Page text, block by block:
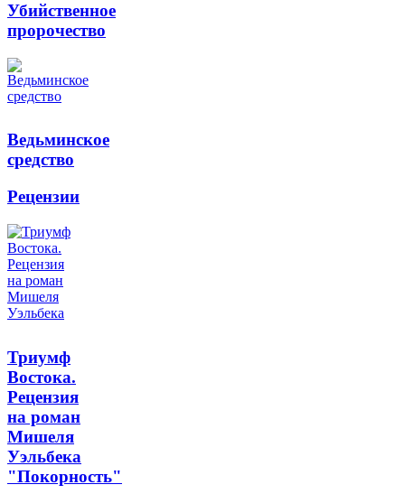
Убийственное
пророчество
Ведьминское
средство
Рецензии
Триумф
Востока.
Рецензия
на роман
Мишеля
Уэльбека
"Покорность"